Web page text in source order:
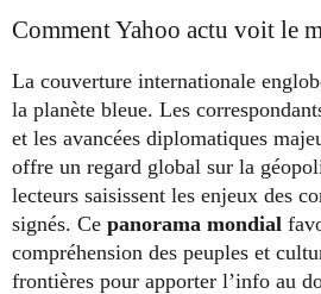
Comment Yahoo actu voit le
La couverture internationale
la planète bleue. Les
et les avancées diplomatiques
offre un regard global sur la
lecteurs saisissent les enjeux des
signés. Ce panorama mondial
compréhension des peuples et
frontières pour apporter l’info au